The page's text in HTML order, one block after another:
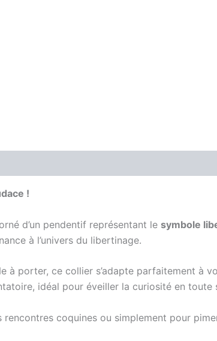
!
d’un pendentif représentant le symbole
à l’univers du libertinage.
à porter, ce collier s’adapte parfaitement à
idéal pour éveiller la curiosité en toute
rencontres coquines ou simplement pour